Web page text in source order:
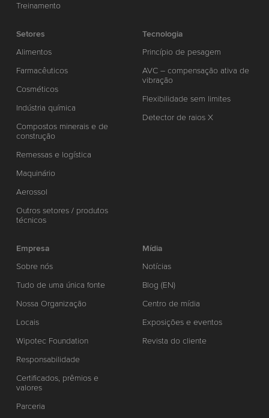
Treinamento
Setores
Alimentos
Farmacêuticos
Cosméticos
Indústria química
Compostos minerais e de
construção
Remessas e logística
Maquinário
Aerossol
Outros setores / produtos
técnicos
Tecnologia
Princípio de pesagem
AVC – compensação ativa de
vibração
Flexibilidade sem limites
Detector de raios X
Empresa
Sobre nós
Tudo de uma única fonte
Nossa Organização
Locais
Wipotec Foundation
Responsabilidade
Certificados, prêmios e
valores
Parceria
Mídia
Notícias
Blog (EN)
Centro de mídia
Exposições e eventos
Revista do cliente